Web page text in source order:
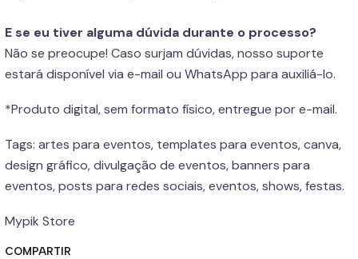
E se eu tiver alguma dúvida durante o processo?
Não se preocupe! Caso surjam dúvidas, nosso suporte
estará disponível via e-mail ou WhatsApp para auxiliá-lo.
*Produto digital, sem formato físico, entregue por e-mail.
Tags: artes para eventos, templates para eventos, canva,
design gráfico, divulgação de eventos, banners para
eventos, posts para redes sociais, eventos, shows, festas.
Mypik Store
COMPARTIR